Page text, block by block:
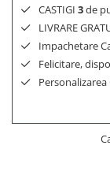
CASTIGI 3de
LIVRARE
Impachetare
Felicitare,